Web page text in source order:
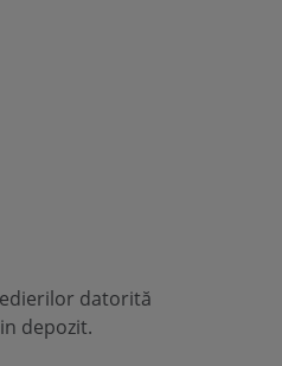
datorită
depozit.